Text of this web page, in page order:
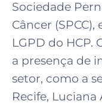
Sociedade
Câncer
LGPD do
a presença de
setor, como a
Recife,